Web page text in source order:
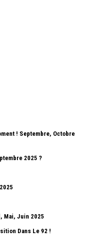
! Septembre, Octobre
2025 ?
Mai, Juin 2025
Dans Le 92 !